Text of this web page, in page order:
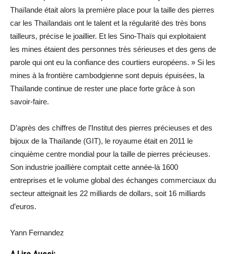
Thaïlande était alors la première place pour la taille des pierres
car les Thaïlandais ont le talent et la régularité des très bons
tailleurs, précise le joaillier. Et les Sino-Thaïs qui exploitaient
les mines étaient des personnes très sérieuses et des gens de
parole qui ont eu la confiance des courtiers européens. » Si les
mines à la frontière cambodgienne sont depuis épuisées, la
Thaïlande continue de rester une place forte grâce à son
savoir-faire.
D’après des chiffres de l’Institut des pierres précieuses et des
bijoux de la Thaïlande (GIT), le royaume était en 2011 le
cinquième centre mondial pour la taille de pierres précieuses.
Son industrie joaillière comptait cette année-là 1600
entreprises et le volume global des échanges commerciaux du
secteur atteignait les 22 milliards de dollars, soit 16 milliards
d’euros.
Yann Fernandez